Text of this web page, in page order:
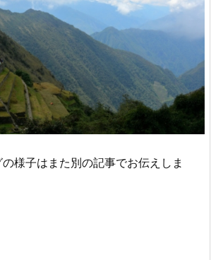
様子はまた別の記事でお伝えしま